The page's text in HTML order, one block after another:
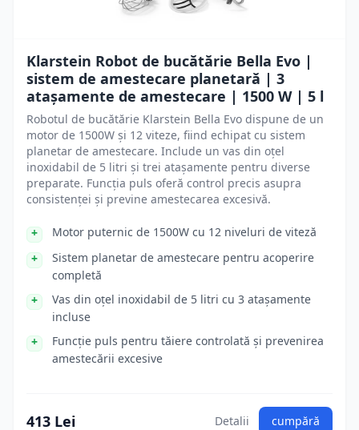
Klarstein Robot de bucătărie Bella Evo |
sistem de amestecare planetară | 3
atașamente de amestecare | 1500 W | 5 l
Robotul de bucătărie Klarstein Bella Evo dispune de un
motor de 1500W și 12 viteze, fiind echipat cu sistem
planetar de amestecare. Include un vas din oțel
inoxidabil de 5 litri și trei atașamente pentru diverse
preparate. Funcția puls oferă control precis asupra
consistenței și previne amestecarea excesivă.
Motor puternic de 1500W cu 12 niveluri de viteză
Sistem planetar de amestecare pentru acoperire
completă
Vas din oțel inoxidabil de 5 litri cu 3 atașamente
incluse
Funcție puls pentru tăiere controlată și prevenirea
amestecării excesive
413 Lei Detalii cumpără